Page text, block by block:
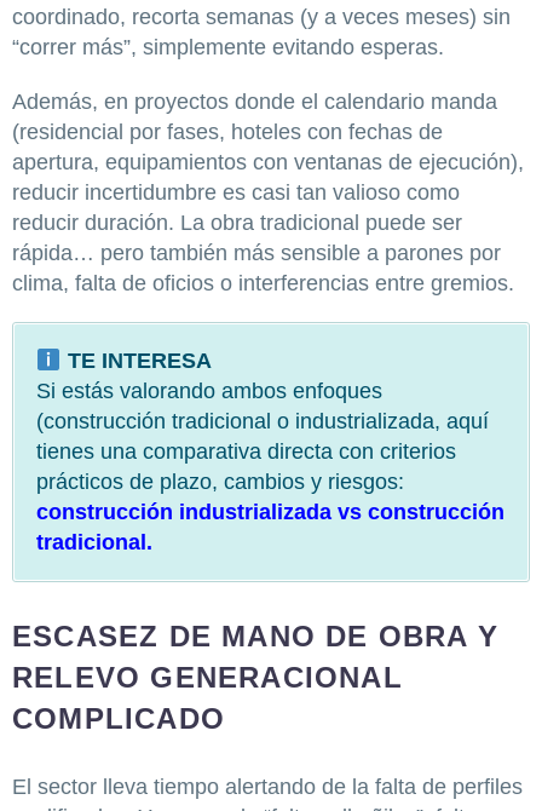
coordinado, recorta semanas (y a veces meses) sin
“correr más”, simplemente evitando esperas.
Además, en proyectos donde el calendario manda
(residencial por fases, hoteles con fechas de
apertura, equipamientos con ventanas de ejecución),
reducir incertidumbre es casi tan valioso como
reducir duración. La obra tradicional puede ser
rápida… pero también más sensible a parones por
clima, falta de oficios o interferencias entre gremios.
TE INTERESA
Si estás valorando ambos enfoques
(construcción tradicional o industrializada, aquí
tienes una comparativa directa con criterios
prácticos de plazo, cambios y riesgos:
construcción industrializada vs construcción
tradicional.
ESCASEZ DE MANO DE OBRA Y
RELEVO GENERACIONAL
COMPLICADO
El sector lleva tiempo alertando de la falta de perfiles